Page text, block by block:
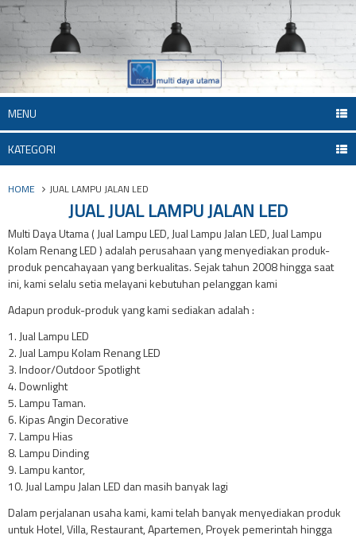
MENU
KATEGORI
HOME JUAL LAMPU JALAN LED
JUAL JUAL LAMPU JALAN LED
Multi Daya Utama ( Jual Lampu LED, Jual Lampu Jalan LED, Jual Lampu
Kolam Renang LED ) adalah perusahaan yang menyediakan produk-
produk pencahayaan yang berkualitas. Sejak tahun 2008 hingga saat
ini, kami selalu setia melayani kebutuhan pelanggan kami
Adapun produk-produk yang kami sediakan adalah :
1. Jual Lampu LED
2. Jual Lampu Kolam Renang LED
3. Indoor/Outdoor Spotlight
4. Downlight
5. Lampu Taman.
6. Kipas Angin Decorative
7. Lampu Hias
8. Lampu Dinding
9. Lampu kantor,
10. Jual Lampu Jalan LED dan masih banyak lagi
Dalam perjalanan usaha kami, kami telah banyak menyediakan produk
untuk Hotel, Villa, Restaurant, Apartemen, Proyek pemerintah hingga